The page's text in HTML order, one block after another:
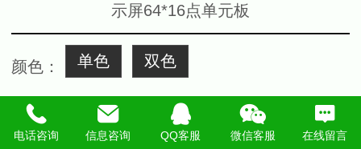
示屏64*16点单元板
颜色 ： 单色 双色
购买数量：
电话咨询 信息咨询 QQ客服 微信客服 在线留言